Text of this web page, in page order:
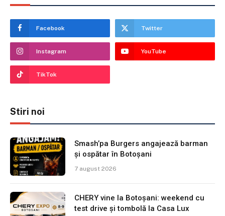
Facebook Twitter
Instagram YouTube
TikTok
Stiri noi
Smash’pa Burgers angajează barman
și ospătar în Botoșani
7 august 2026
CHERY vine la Botoșani: weekend cu
test drive și tombolă la Casa Lux